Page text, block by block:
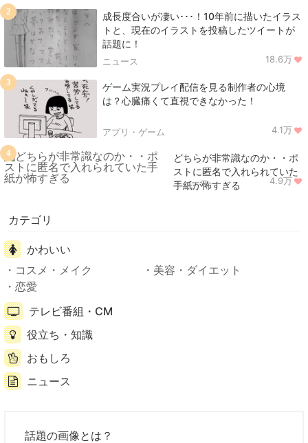
成長度合いが凄い･･･！10年前に描いたイラス
トと、現在のイラストを投稿したツイートが
話題に！
ニュース 18.6万
2
ゲーム実況プレイ配信を見る制作者の心境
は？心臓痛くて直視できなかった！
アプリ・ゲーム 4.1万
3
どちらが非常識なのか・・ポ
ストに匿名で入れられていた
手紙が怖すぎる
ニュース 4.9万
4
カテゴリ
かわいい
コスメ・メイク
美容・ダイエット
恋愛
テレビ番組・CM
役立ち・知識
おもしろ
ニュース
話題の画像とは？